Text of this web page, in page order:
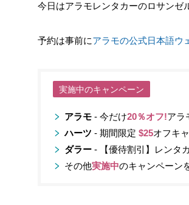
今日はアラモレンタカーのロサンゼ
予約は事前にアラモの公式日本語ウ
実施中のキャンペーン
アラモ - 今だけ20％オフ!アラ
ハーツ - 期間限定 $25オフキ
ダラー - 【優待割引】レンタ
その他実施中のキャンペーン